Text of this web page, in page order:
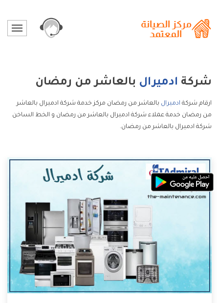
شركة ادميرال بالعاشر من رمضان
ارقام شركة ادميرال بالعاشر من رمضان مركز خدمة شركة ادميرال بالعاشر
من رمضان خدمة عملاء شركة ادميرال بالعاشر من رمضان و الخط الساخن
شركة ادميرال بالعاشر من رمضان.